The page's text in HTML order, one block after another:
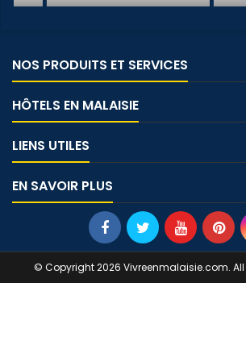
NOS PRODUITS ET SERVICES
HÔTELS EN MALAISIE
LIENS UTILES
EN SAVOIR PLUS
© Copyright 2026 Vivreenmalaisie.com. All